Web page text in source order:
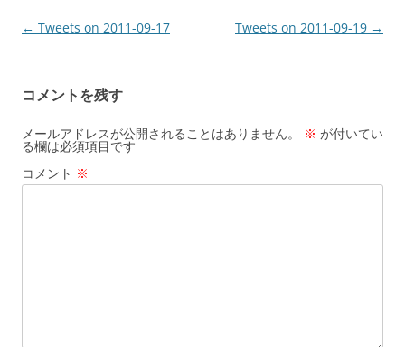
投
ビ
ゲ
ー
シ
← Tweets on 2011-09-17 Tweets on 2011-09-19 →
コメントを残す
メールアドレスが公開されることはありません。 ※ が付いてい
る欄は必須項目です
コメント ※